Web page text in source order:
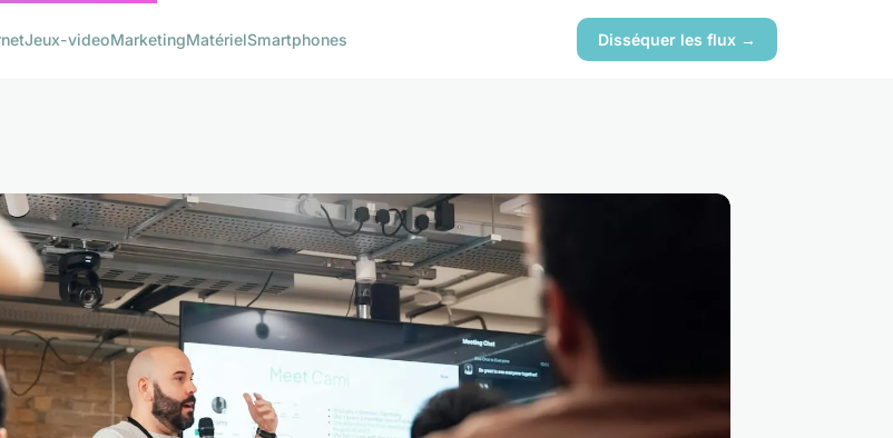
Jeux-videoMarketingMatérielSmartphones Disséquer les flux →